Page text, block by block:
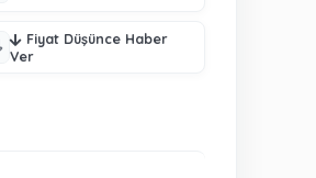
Fiyat Düşünce Haber
Ver